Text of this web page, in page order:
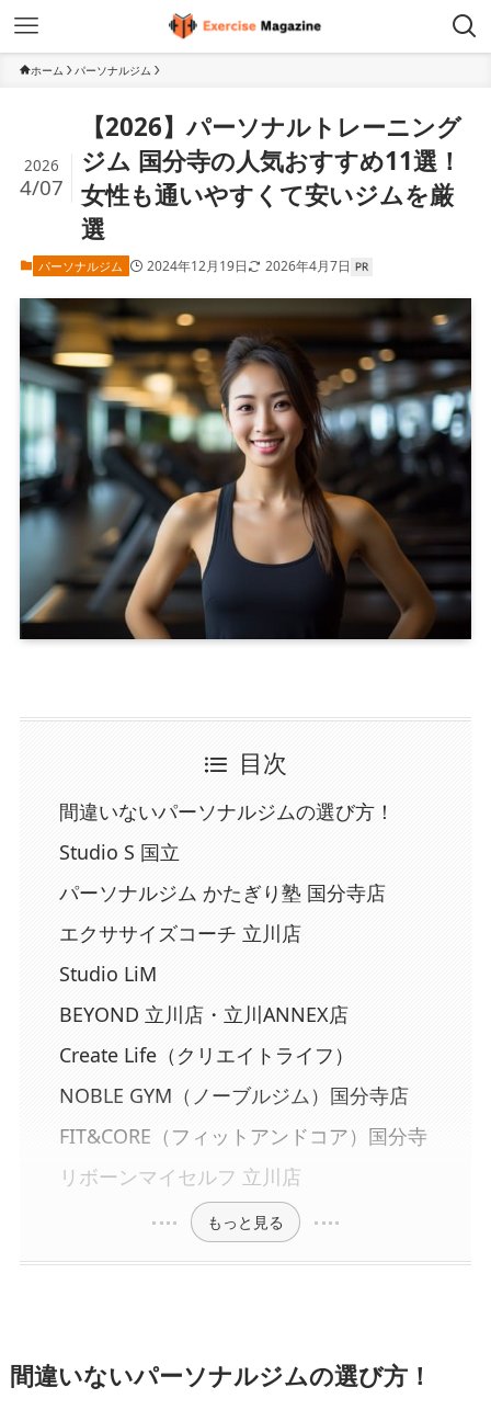
ホーム パーソナルジム
【2026】パーソナルトレーニング
ジム 国分寺の人気おすすめ11選！
女性も通いやすくて安いジムを厳
選
2026
4/07
パーソナルジム 2024年12月19日 2026年4月7日
目次
間違いないパーソナルジムの選び方！
Studio S 国立
パーソナルジム かたぎり塾 国分寺店
エクササイズコーチ 立川店
Studio LiM
BEYOND 立川店・立川ANNEX店
Create Life（クリエイトライフ）
NOBLE GYM（ノーブルジム）国分寺店
FIT&CORE（フィットアンドコア）国分寺
リボーンマイセルフ 立川店
もっと見る
間違いないパーソナルジムの選び方！